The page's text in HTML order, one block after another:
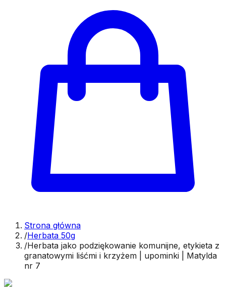
Strona główna
/Herbata 50g
/Herbata jako podziękowanie komunijne, etykieta z
granatowymi liśćmi i krzyżem | upominki | Matylda
nr 7